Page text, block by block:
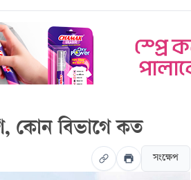
কোন বিভাগে কত
সংক্ষেপ